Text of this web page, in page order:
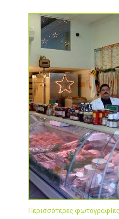
Περισσότερες φωτογραφίες